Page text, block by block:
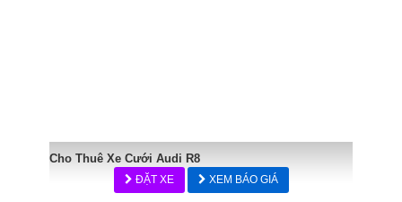
Cho Thuê Xe Cưới Audi R8
ĐẶT XE XEM BÁO GIÁ